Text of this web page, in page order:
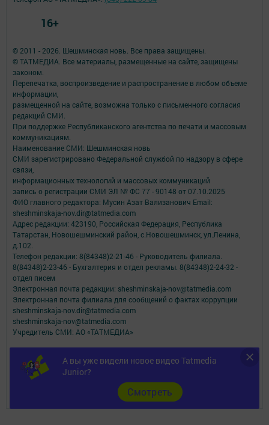
А вы уже видели новое видео Tatmedia
Junior?
Cмотреть
© 2011 - 2026. Шешминская новь. Все права защищены.
© ТАТМЕДИА. Все материалы, размещенные на сайте, защищены
законом.
Перепечатка, воспроизведение и распространение в любом объеме
информации,
размещенной на сайте, возможна только с письменного согласия
редакций СМИ.
При поддержке Республиканского агентства по печати и массовым
коммуникациям.
Наименование СМИ: Шешминская новь
СМИ зарегистрировано Федеральной службой по надзору в сфере
связи,
информационных технологий и массовых коммуникаций
запись о регистрации СМИ ЭЛ № ФС 77 - 90148 от 07.10.2025
ФИО главного редактора: Мусин Азат Вализанович Email:
sheshminskaja-nov.dir@tatmedia.com
Адрес редакции: 423190, Российская Федерация, Республика
Татарстан, Новошешминский район, с.Новошешминск, ул.Ленина,
д.102.
Телефон редакции: 8(84348)2-21-46 - Руководитель филиала.
8(84348)2-23-46 - Бухгалтерия и отдел рекламы. 8(84348)2-24-32 -
отдел писем
Электронная почта редакции: sheshminskaja-nov@tatmedia.com
Электронная почта филиала для сообщений о фактах коррупции
sheshminskaja-nov.dir@tatmedia.com
sheshminskaja-nov@tatmedia.com
Учредитель СМИ: АО «ТАТМЕДИА»
Антикоррупционная политика
АО «ТАТМЕДИА» использует «cookie»для персонализации сервисов и
удобства пользователей сайтом.
Использование «cookie» можно отменить в настройках браузера.
Политика конфиденциальности
16+